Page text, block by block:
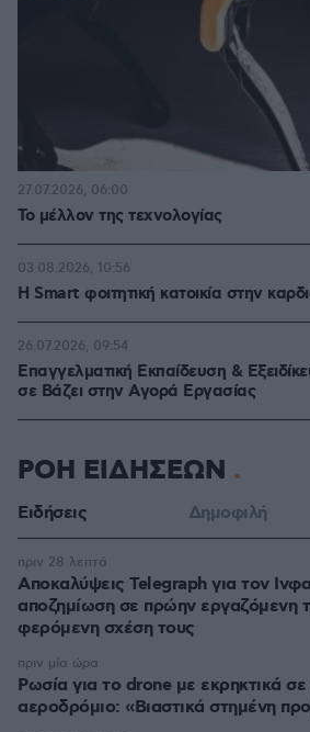
Το μέλλον της τεχνολογίας
27.07.2026, 06:00
Η Smart φοιτητική κατοικία στην
03.08.2026, 10:56
Επαγγελματική Εκπαίδευση &
σε Bάζει στην Aγορά Eργασίας
26.07.2026, 09:54
ΡΟΗ ΕΙΔΗΣΕΩΝ
Ειδήσεις Δημοφιλή
Αποκαλύψεις Telegraph για τον
αποζημίωση σε πρώην εργαζόμενη
φερόμενη σχέση τους
πριν 28 λεπτά
Ρωσία για το drone με εκρηκτικά
αεροδρόμιο: «Βιαστικά στημένη
πριν μία ώρα